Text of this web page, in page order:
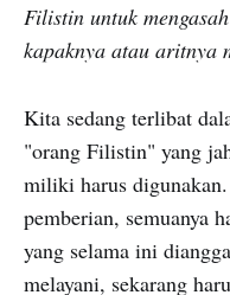
Filistin untuk
kapaknya atau aritnya
Kita sedang terlibat
"orang Filistin" yang
miliki harus
pemberian, semuanya
yang selama ini
melayani, sekarang